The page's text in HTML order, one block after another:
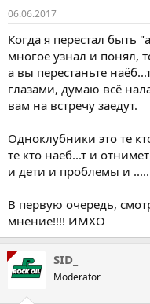
06.06.2017
Когда я перестал быть
многое узнал и понял,
а вы перестаньте
глазами, думаю всё
вам на встречу заедут.
Одноклубники это те
те кто наеб...т и
и дети и проблемы и
В первую очередь,
мнение!!!! ИМХО
SID_
Moderator